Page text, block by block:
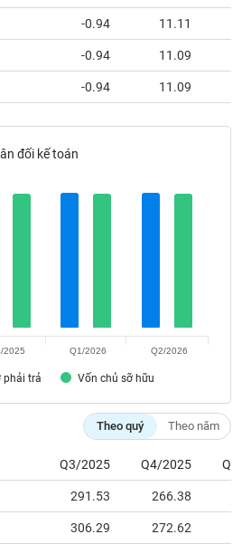
-0.94 11.11
-0.94 11.09
-0.94 11.09
đối kế toán
phải trả Vốn chủ sỡ hữu
2025 Q1/2026 Q2/2026
Theo quý Theo năm
Q3/2025 Q4/2025
291.53 266.38
306.29 272.62